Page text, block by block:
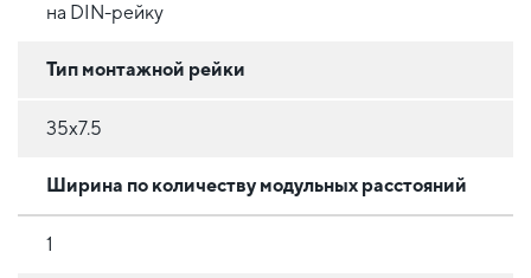
на DIN-рейку
Тип монтажной рейки
35x7.5
Ширина по количеству модульных расстояний
1